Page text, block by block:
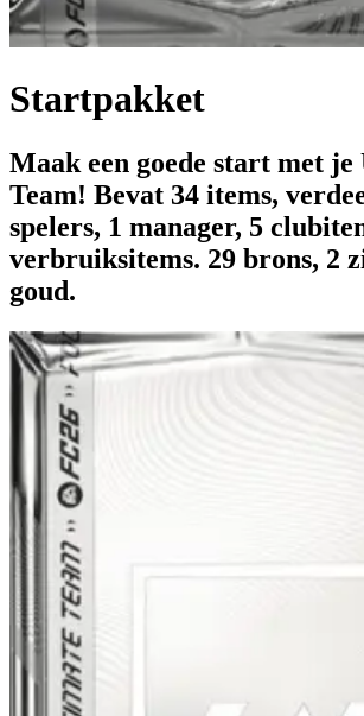
Startpakket
Maak een goede start met
Team! Bevat 34 items,
spelers, 1 manager, 5
verbruiksitems. 29 brons, 2
goud.